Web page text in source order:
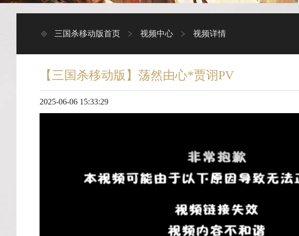
三国杀移动版首页 视频中心 视频详情
【三国杀移动版】荡然由心*贾诩PV
2025-06-06 15:33:29